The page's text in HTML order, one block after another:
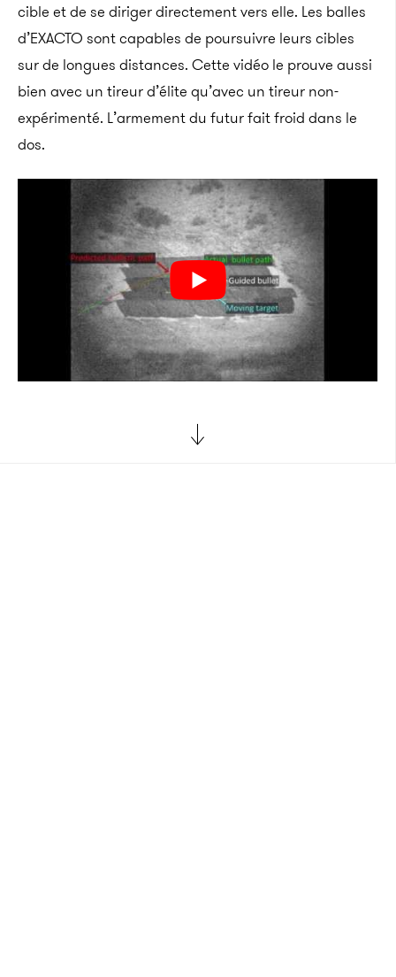
cible et de se diriger directement vers elle. Les balles
d’EXACTO sont capables de poursuivre leurs cibles
sur de longues distances. Cette vidéo le prouve aussi
bien avec un tireur d’élite qu’avec un tireur non-
expérimenté. L’armement du futur fait froid dans le
dos.